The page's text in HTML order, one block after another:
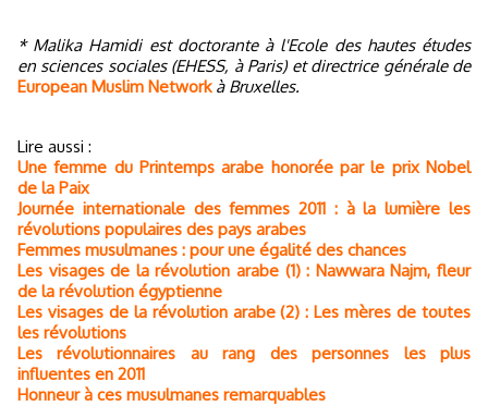
* Malika Hamidi est doctorante à l'Ecole des hautes études
en sciences sociales (EHESS, à Paris) et directrice générale de
European Muslim Network à Bruxelles.
Lire aussi :
Une femme du Printemps arabe honorée par le prix Nobel
de la Paix
Journée internationale des femmes 2011 : à la lumière les
révolutions populaires des pays arabes
Femmes musulmanes : pour une égalité des chances
Les visages de la révolution arabe (1) : Nawwara Najm, fleur
de la révolution égyptienne
Les visages de la révolution arabe (2) : Les mères de toutes
les révolutions
Les révolutionnaires au rang des personnes les plus
influentes en 2011
Honneur à ces musulmanes remarquables